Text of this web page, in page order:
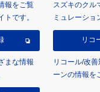
報をご覧
です。
スズキのクル
ミュレーショ
まな情報
リコ
リコール/改
ーンの情報を